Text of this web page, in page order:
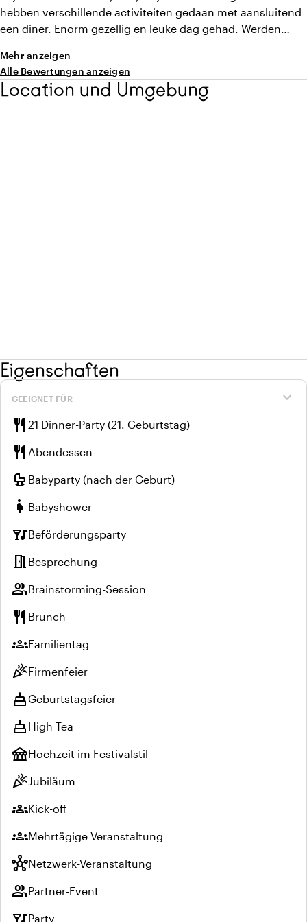
hebben verschillende activiteiten gedaan met aansluitend
een diner. Enorm gezellig en leuke dag gehad. Werden
eigenlijk wel gesmeerd!
Mehr anzeigen
Alle Bewertungen anzeigen
Location und Umgebung
Eigenschaften
expand_more
GEEIGNET FÜR
restaurant 21 Dinner-Party (21. Geburtstag)
restaurant Abendessen
crib Babyparty (nach der Geburt)
pregnant_woman Babyshower
nightlifeBeförderungsparty
meeting_room Besprechung
groupBrainstorming-Session
restaurant Brunch
groupsFamilientag
celebrationFirmenfeier
cakeGeburtstagsfeier
cake High Tea
festivalHochzeit im Festivalstil
celebrationJubiläum
groupsKick-off
groupsMehrtägige Veranstaltung
hubNetzwerk-Veranstaltung
groupPartner-Event
Party